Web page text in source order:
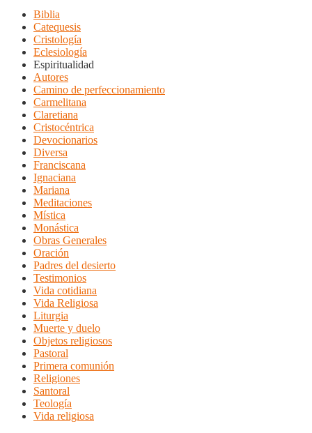
Biblia
Catequesis
Cristología
Eclesiología
Espiritualidad
Autores
Camino de perfeccionamiento
Carmelitana
Claretiana
Cristocéntrica
Devocionarios
Diversa
Franciscana
Ignaciana
Mariana
Meditaciones
Mística
Monástica
Obras Generales
Oración
Padres del desierto
Testimonios
Vida cotidiana
Vida Religiosa
Liturgia
Muerte y duelo
Objetos religiosos
Pastoral
Primera comunión
Religiones
Santoral
Teología
Vida religiosa